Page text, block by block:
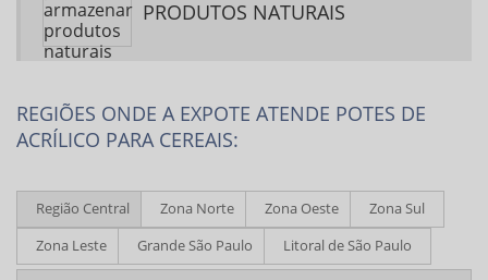
PRODUTOS NATURAIS
REGIÕES ONDE A EXPOTE ATENDE POTES DE
ACRÍLICO PARA CEREAIS:
Região Central Zona Norte Zona Oeste Zona Sul
Zona Leste Grande São Paulo Litoral de São Paulo